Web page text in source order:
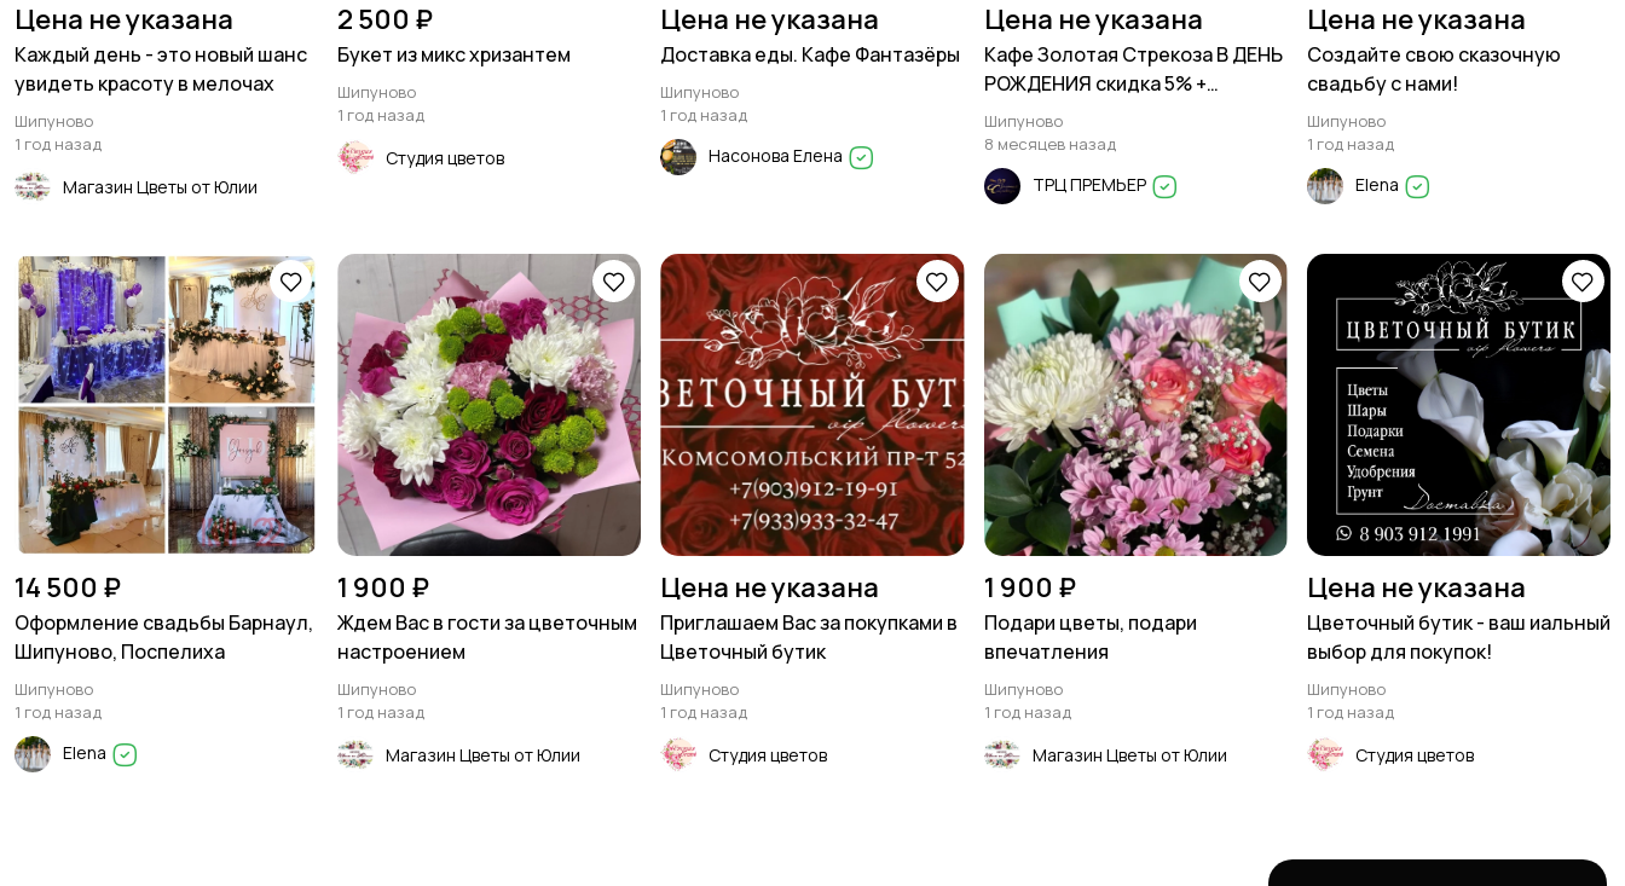
Цена не указана
Каждый день - это новый шанс
увидеть красоту в мелочах
Шипуново
1 год назад
Магазин Цветы от Юлии
2 500 ₽
Букет из микс хризантем
Шипуново
1 год назад
Студия цветов
Цена не указана
Доставка еды. Кафе Фантазёры
Шипуново
1 год назад
Насонова Елена
Цена не указана
Кафе Золотая Стрекоза В ДЕНЬ
РОЖДЕНИЯ скидка 5% +
подарок в Шипуново
Шипуново
8 месяцев назад
ТРЦ ПРЕМЬЕР
Цена не указана
Создайте свою сказочную
свадьбу с нами!
Шипуново
1 год назад
Elena
14 500 ₽
Оформление свадьбы Барнаул,
Шипуново, Поспелиха
Шипуново
1 год назад
Elena
1 900 ₽
Ждем Вас в гости за цветочным
настроением
Шипуново
1 год назад
Магазин Цветы от Юлии
Цена не указана
Приглашаем Вас за покупками в
Цветочный бутик
Шипуново
1 год назад
Студия цветов
1 900 ₽
Подари цветы, подари
впечатления
Шипуново
1 год назад
Магазин Цветы от Юлии
Цена не указана
Цветочный бутик - ваш иальный
выбор для покупок!
Шипуново
1 год назад
Студия цветов